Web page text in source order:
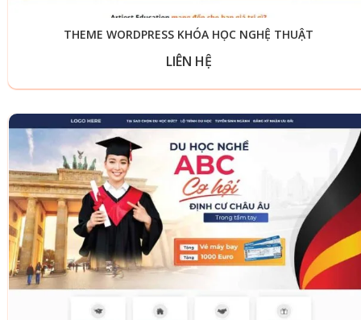
THEME WORDPRESS KHÓA HỌC NGHỆ THUẬT
LIÊN HỆ